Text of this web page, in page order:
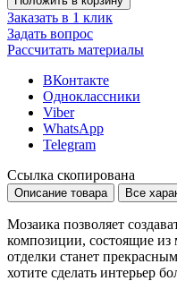
Заказать в 1 клик
Задать вопрос
Рассчитать материалы
ВКонтакте
Одноклассники
Viber
WhatsApp
Telegram
Ссылка скопирована
Описание товара Все
Мозаика позволяет
композиции, состоящие
отделки станет
хотите сделать интерьер